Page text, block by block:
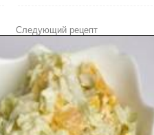
Следующий рецепт